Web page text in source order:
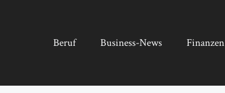
Beruf Business-News Finanzen